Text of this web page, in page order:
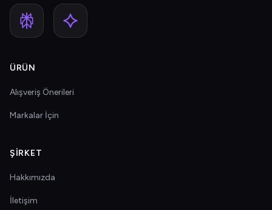
ÜRÜN
Alışveriş Önerileri
Markalar İçin
ŞIRKET
Hakkımızda
İletişim